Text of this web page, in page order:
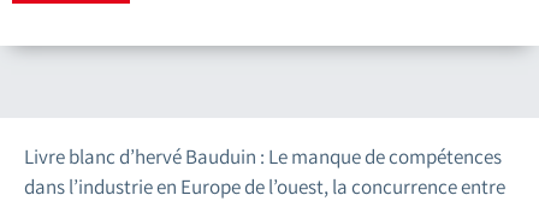
Livre blanc d’hervé Bauduin : Le manque de compétences
dans l’industrie en Europe de l’ouest, la concurrence entre